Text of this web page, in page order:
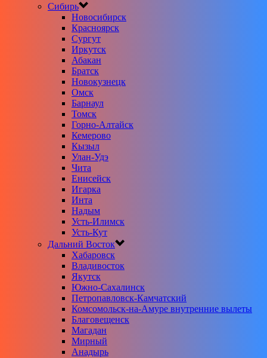
Сибирь
Новосибирск
Красноярск
Сургут
Иркутск
Абакан
Братск
Новокузнецк
Омск
Барнаул
Томск
Горно-Алтайск
Кемерово
Кызыл
Улан-Удэ
Чита
Енисейск
Игарка
Инта
Надым
Усть-Илимск
Усть-Кут
Дальний Восток
Хабаровск
Владивосток
Якутск
Южно-Сахалинск
Петропавловск-Камчатский
Комсомольск-на-Амуре внутренние вылеты
Благовещенск
Магадан
Мирный
Анадырь